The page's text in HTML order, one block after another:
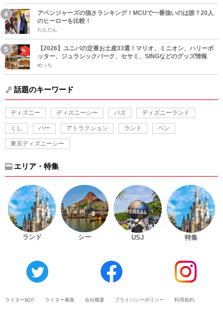
アベンジャーズの強さランキング！MCUで一番強いのは誰？20人
のヒーローを比較！
だんだん
【2026】ユニバの定番お土産33選！マリオ、ミニオン、ハリーポ
ッター、ジュラシックパーク、セサミ、SINGなどのグッズ情報
めっち
話題のキーワード
ディズニー ディズニーシー バズ ディズニーランド
くし バー アトラクション ランド ペン
東京ディズニーシー
エリア・特集
ランド シー USJ 特集
ライター紹介 ライター募集 会社概要 プライバシーポリシー 利用規約